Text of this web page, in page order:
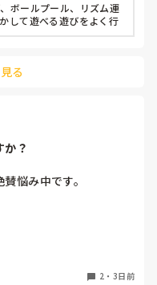
ボールプール、リズム運
して遊べる遊びをよく行
る
？
悩み中です。
大成功だった！」「観
2 ・ 3日前